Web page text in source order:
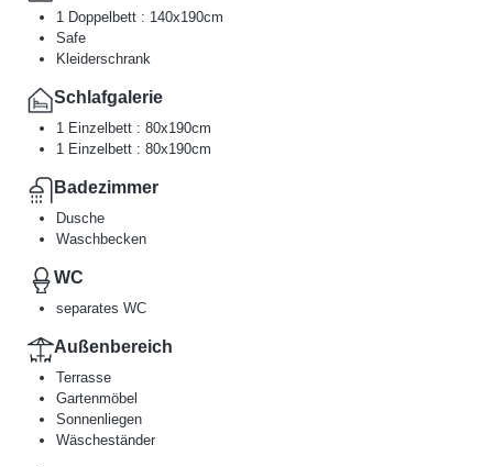
1 Doppelbett : 140x190cm
Safe
Kleiderschrank
Schlafgalerie
1 Einzelbett : 80x190cm
1 Einzelbett : 80x190cm
Badezimmer
Dusche
Waschbecken
WC
separates WC
Außenbereich
Terrasse
Gartenmöbel
Sonnenliegen
Wäscheständer